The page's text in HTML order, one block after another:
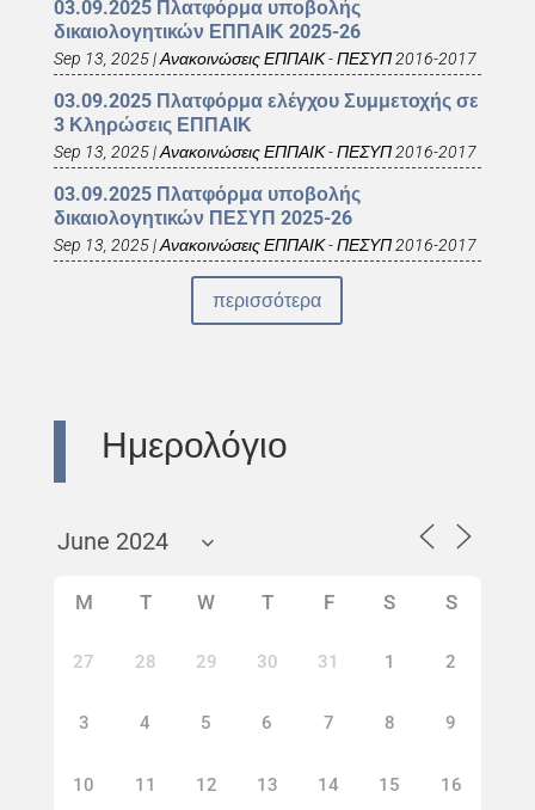
03.09.2025 Πλατφόρμα υποβολής
δικαιολογητικών ΕΠΠΑΙΚ 2025-26
Sep 13, 2025|Ανακοινώσεις ΕΠΠΑΙΚ - ΠΕΣΥΠ 2016-2017
03.09.2025 Πλατφόρμα ελέγχου Συμμετοχής σε
3 Κληρώσεις ΕΠΠΑΙΚ
Sep 13, 2025|Ανακοινώσεις ΕΠΠΑΙΚ - ΠΕΣΥΠ 2016-2017
03.09.2025 Πλατφόρμα υποβολής
δικαιολογητικών ΠΕΣΥΠ 2025-26
Sep 13, 2025|Ανακοινώσεις ΕΠΠΑΙΚ - ΠΕΣΥΠ 2016-2017
περισσότερα
Ημερολόγιο
M T W T F S S
27 28 29 30 31 1 2
3 4 5 6 7 8 9
10 11 12 13 14 15 16